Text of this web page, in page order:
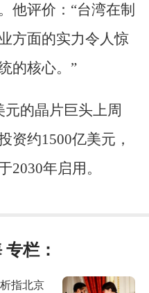
他评价：“台湾在制
方面的实力令人惊
的核心。”
的晶片巨头上周
资约1500亿美元，
2030年启用。
专栏：
指北京